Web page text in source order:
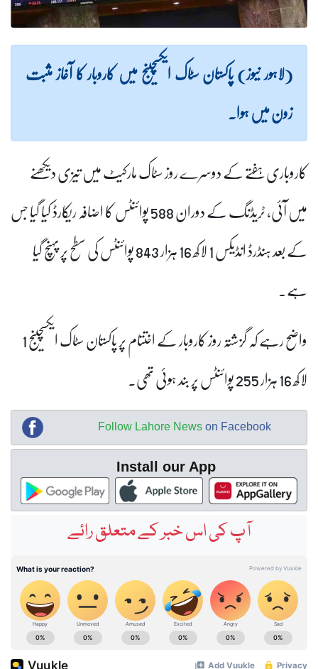
(لاہور نیوز) پاکستان سٹاک ایکسچینج میں کاروبار کا آغاز مثبت
زون میں ہوا۔
کاروباری ہفتے کے دوسرے روز سٹاک مارکیٹ میں تیزی دیکھنے
میں آئی، ٹریڈنگ کے دوران 588 پوائنٹس کا اضافہ ریکارڈ کیا گیا جس
کے بعد ہنڈرڈ انڈیکس 1 لاکھ 16 ہزار 843 پوائنٹس کی سطح پر پہنچ گیا
ہے۔
واضح رہے کہ گزشتہ روز کاروبار کے اختتام پر پاکستان سٹاک ایکسچینج 1
لاکھ 16 ہزار 255 پوائنٹس پر بند ہوئی تھی۔
Follow Lahore News on Facebook
Install our App
آپ کی اس خبر کے متعلق رائے